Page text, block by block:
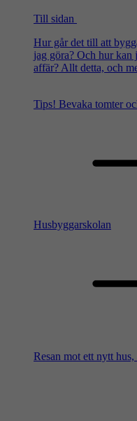
Till sidan
Hur går det till att
jag göra? Och hur kan
affär? Allt detta, och
Tips! Bevaka tomter
Husbyggarskolan
Resan mot ett nytt hus,